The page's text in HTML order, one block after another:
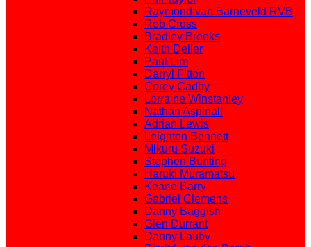
Raymond van Barneveld RVB
Rob Cross
Bradley Brooks
Keith Deller
Paul Lim
Darryl Fitton
Corey Cadby
Lorraine Winstanley
Nathan Aspinall
Adrian Lewis
Leighton Bennett
Mikuru Suzuki
Stephen Bunting
Haruki Muramatsu
Keane Barry
Gabriel Clemens
Danny Baggish
Glen Durrant
Danny Lauby